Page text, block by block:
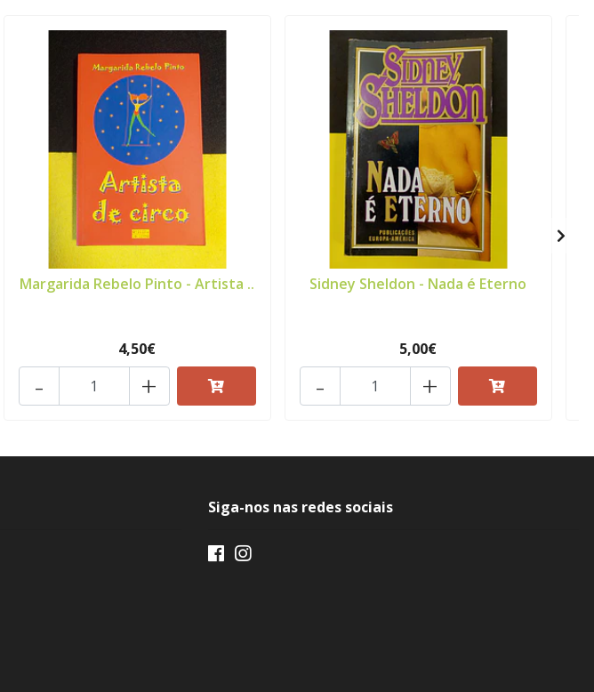
Margarida Rebelo Pinto - Artista ..
4,50€
+
-
Sidney Sheldon - Nada é Eterno
5,00€
+
-
Siga-nos nas redes sociais